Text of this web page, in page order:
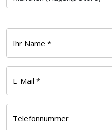
Ihr Name *
E-Mail *
Telefonnummer